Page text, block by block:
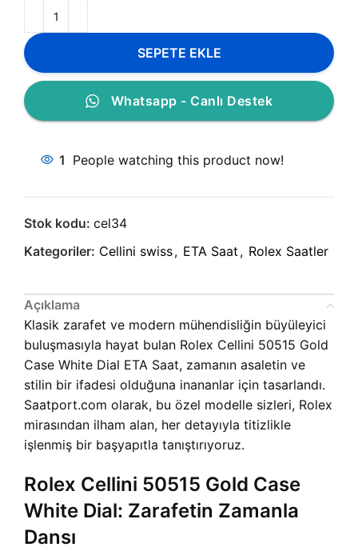
SEPETE EKLE
Whatsapp - Canlı Destek
1 People watching this product now!
Stok kodu: cel34
Kategoriler: Cellini swiss, ETA Saat , Rolex Saatler
Açıklama
Klasik zarafet ve modern mühendisliğin büyüleyici
buluşmasıyla hayat bulan Rolex Cellini 50515 Gold
Case White Dial ETA Saat, zamanın asaletin ve
stilin bir ifadesi olduğuna inananlar için tasarlandı.
Saatport.com olarak, bu özel modelle sizleri, Rolex
mirasından ilham alan, her detayıyla titizlikle
işlenmiş bir başyapıtla tanıştırıyoruz.
Rolex Cellini 50515 Gold Case
White Dial: Zarafetin Zamanla
Dansı